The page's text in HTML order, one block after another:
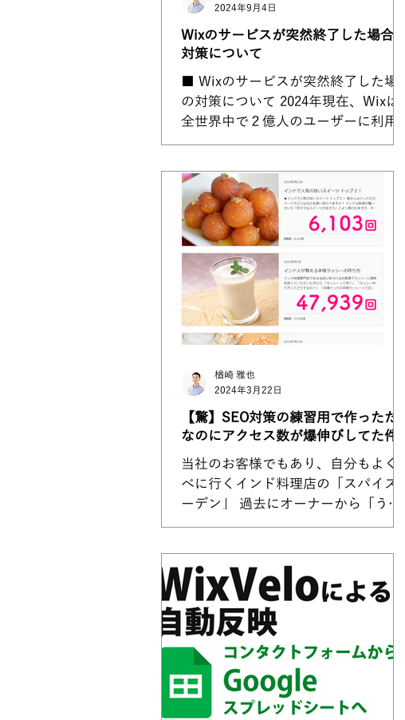
Wixのサービスが突然終了した場合の
対策について
■ Wixのサービスが突然終了した場合
の対策について 2024年現在、Wixは
全世界中で２億人のユーザーに利用さ
れているウェブサイト作成プラットフ
年商も2,270億円を超え（1ドル146円
で計算）、企業としても黒字となって
いるので、まずW...
2024年9月4日
【驚】SEO対策の練習用で作っただけ
なのにアクセス数が爆伸びしてた件
当社のお客様でもあり、自分もよく食
べに行くインド料理店の「スパイスガ
ーデン」 過去にオーナーから「うち
の息子にSEO対策を教えてくれ」と依
じで2回レクチャーしました。 正直お
店の集客をSEOで狙っているわけでも
なかったので、その時はその後の...
楢崎 雅也
2024年3月22日